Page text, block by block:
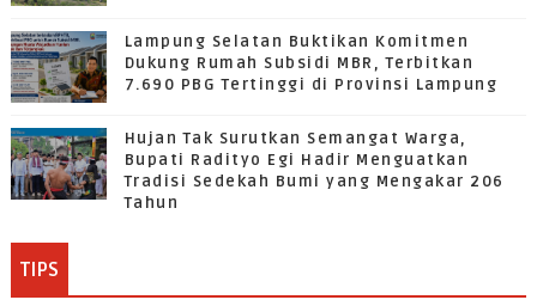
Lampung Selatan Buktikan Komitmen
Dukung Rumah Subsidi MBR, Terbitkan
7.690 PBG Tertinggi di Provinsi Lampung
Hujan Tak Surutkan Semangat Warga,
Bupati Radityo Egi Hadir Menguatkan
Tradisi Sedekah Bumi yang Mengakar 206
Tahun
TIPS